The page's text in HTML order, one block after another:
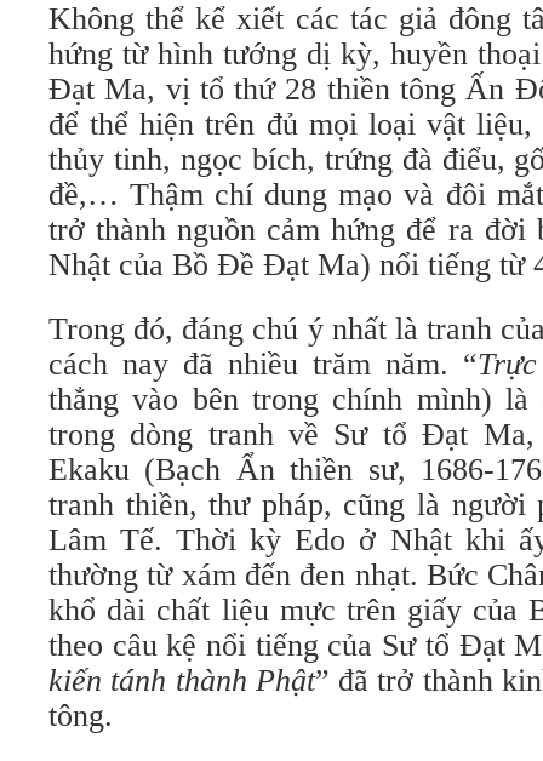
Không thể kể xiết các tác giả đông
hứng từ hình tướng dị kỳ, huyền
Đạt Ma, vị tổ thứ 28 thiền tông Ấn
để thể hiện trên đủ mọi loại vật
thủy tinh, ngọc bích, trứng đà điểu,
đề,… Thậm chí dung mạo và đôi
trở thành nguồn cảm hứng để ra đời
Nhật của Bồ Đề Đạt Ma) nổi tiếng từ
Trong đó, đáng chú ý nhất là tranh
cách nay đã nhiều trăm năm. “
thẳng vào bên trong chính mình) là
trong dòng tranh về Sư tổ Đạt
Ekaku (Bạch Ẩn thiền sư, 1686-
tranh thiền, thư pháp, cũng là người
Lâm Tế. Thời kỳ Edo ở Nhật khi
thường từ xám đến đen nhạt. Bức
khổ dài chất liệu mực trên giấy của
theo câu kệ nổi tiếng của Sư tổ Đạt
kiến tánh thành Phật” đã trở thành
tông.